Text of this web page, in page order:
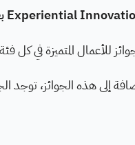
للأعمال المتميزة في كل
الجوائز، توجد الجائزة الذهبية بقيمة